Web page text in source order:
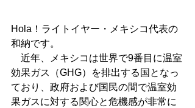
Hola！ライトイヤー・メキシコ代表の
和納です。
近年、メキシコは世界で9番目に温室
効果ガス（GHG）を排出する国となっ
ており、政府および国民の間で温室効
果ガスに対する関心と危機感が非常に